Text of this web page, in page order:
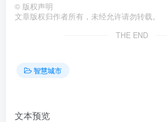
© 版权声明
文章版权归作者所有，未经允许请勿转载。
THE END
智慧城市
文本预览